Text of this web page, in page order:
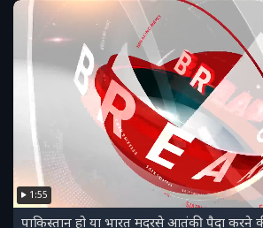
1:55
पाकिस्‍तान हो या भारत मदरसे आतंकी पैदा करने